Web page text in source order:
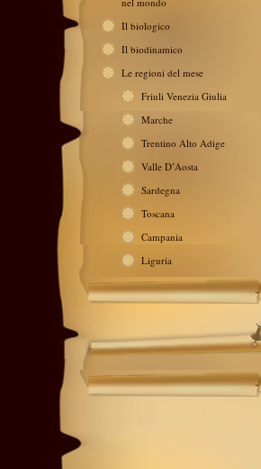
Il biologico
Il biodinamico
Le regioni del mese
Friuli Venezia Giulia
Marche
Trentino Alto Adige
Valle D’Aosta
Sardegna
Toscana
Campania
Liguria